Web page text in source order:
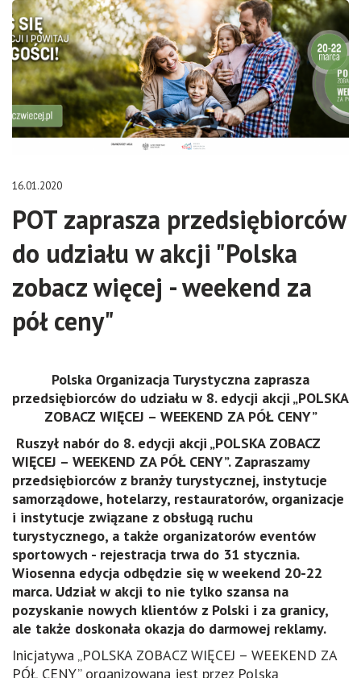
16.01.2020
POT zaprasza przedsiębiorców
do udziału w akcji "Polska
zobacz więcej - weekend za
pół ceny"
Polska Organizacja Turystyczna zaprasza
przedsiębiorców do udziału w 8. edycji akcji „POLSKA
ZOBACZ WIĘCEJ – WEEKEND ZA PÓŁ CENY”
Ruszył nabór do 8. edycji akcji „POLSKA ZOBACZ
WIĘCEJ – WEEKEND ZA PÓŁ CENY”. Zapraszamy
przedsiębiorców z branży turystycznej, instytucje
samorządowe, hotelarzy, restauratorów, organizacje
i instytucje związane z obsługą ruchu
turystycznego, a także organizatorów eventów
sportowych - rejestracja trwa do 31 stycznia.
Wiosenna edycja odbędzie się w weekend 20-22
marca. Udział w akcji to nie tylko szansa na
pozyskanie nowych klientów z Polski i za granicy,
ale także doskonała okazja do darmowej reklamy.
Inicjatywa „POLSKA ZOBACZ WIĘCEJ – WEEKEND ZA
PÓŁ CENY” organizowana jest przez Polską